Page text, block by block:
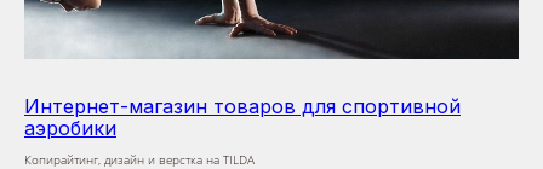
Интернет-магазин товаров для спортивной
аэробики
Копирайтинг, дизайн и верстка на TILDA